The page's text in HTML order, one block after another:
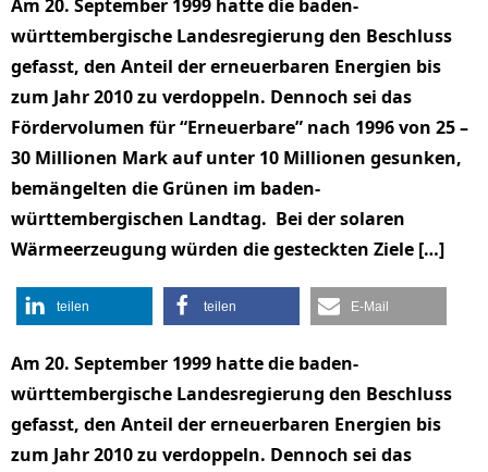
Am 20. September 1999 hatte die baden-
württembergische Landesregierung den Beschluss
gefasst, den Anteil der erneuerbaren Energien bis
zum Jahr 2010 zu verdoppeln. Dennoch sei das
Fördervolumen für “Erneuerbare” nach 1996 von 25 –
30 Millionen Mark auf unter 10 Millionen gesunken,
bemängelten die Grünen im baden-
württembergischen Landtag. Bei der solaren
Wärmeerzeugung würden die gesteckten Ziele […]
teilen teilen E-Mail
Am 20. September 1999 hatte die baden-
württembergische Landesregierung den Beschluss
gefasst, den Anteil der erneuerbaren Energien bis
zum Jahr 2010 zu verdoppeln. Dennoch sei das